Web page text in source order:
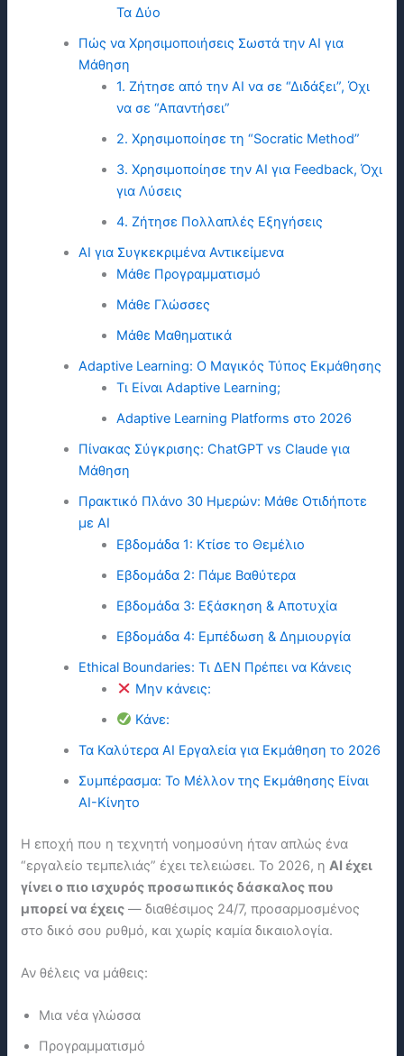
Τα Δύο
Πώς να Χρησιμοποιήσεις Σωστά την ΑΙ για
Μάθηση
1. Ζήτησε από την ΑΙ να σε “Διδάξει”, Όχι
να σε “Απαντήσει”
2. Χρησιμοποίησε τη “Socratic Method”
3. Χρησιμοποίησε την ΑΙ για Feedback, Όχι
για Λύσεις
4. Ζήτησε Πολλαπλές Εξηγήσεις
ΑΙ για Συγκεκριμένα Αντικείμενα
Μάθε Προγραμματισμό
Μάθε Γλώσσες
Μάθε Μαθηματικά
Adaptive Learning: Ο Μαγικός Τύπος Εκμάθησης
Τι Είναι Adaptive Learning;
Adaptive Learning Platforms στο 2026
Πίνακας Σύγκρισης: ChatGPT vs Claude για
Μάθηση
Πρακτικό Πλάνο 30 Ημερών: Μάθε Οτιδήποτε
με ΑΙ
Εβδομάδα 1: Κτίσε το Θεμέλιο
Εβδομάδα 2: Πάμε Βαθύτερα
Εβδομάδα 3: Εξάσκηση & Αποτυχία
Εβδομάδα 4: Εμπέδωση & Δημιουργία
Ethical Boundaries: Τι ΔΕΝ Πρέπει να Κάνεις
Μην κάνεις:
Κάνε:
Τα Καλύτερα ΑΙ Εργαλεία για Εκμάθηση το 2026
Συμπέρασμα: Το Μέλλον της Εκμάθησης Είναι
ΑΙ-Κίνητο
Η εποχή που η τεχνητή νοημοσύνη ήταν απλώς ένα
“εργαλείο τεμπελιάς” έχει τελειώσει. Το 2026, ηΑΙ έχει
γίνει ο πιο ισχυρός προσωπικός δάσκαλος που
μπορεί να έχεις — διαθέσιμος 24/7, προσαρμοσμένος
στο δικό σου ρυθμό, και χωρίς καμία δικαιολογία.
Αν θέλεις να μάθεις:
Μια νέα γλώσσα
Προγραμματισμό